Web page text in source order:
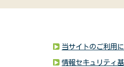
当サイトのご利用
情報セキュリティ